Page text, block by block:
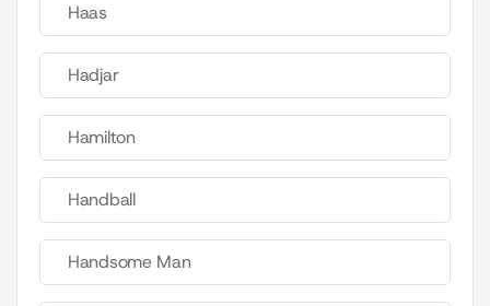
Haas
Hadjar
Hamilton
Handball
Handsome Man